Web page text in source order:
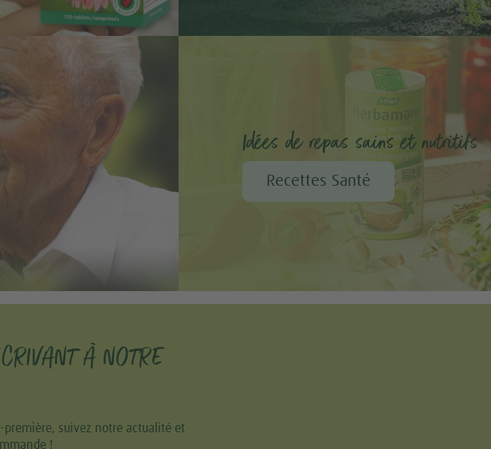
et sans
lentilles rouges
séchées
huîtres fumées
Idées de repas sains et nutritifs
Recettes Santé
À NOTRE
première, suivez notre actualité et
!